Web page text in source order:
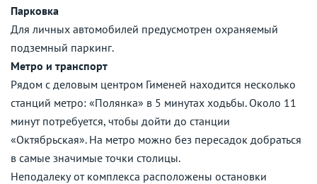
Парковка
Для личных автомобилей предусмотрен охраняемый
подземный паркинг.
Метро и транспорт
Рядом с деловым центром Гименей находится несколько
станций метро: «Полянка» в 5 минутах ходьбы. Около 11
минут потребуется, чтобы дойти до станции
«Октябрьская». На метро можно без пересадок добраться
в самые значимые точки столицы.
Неподалеку от комплекса расположены остановки